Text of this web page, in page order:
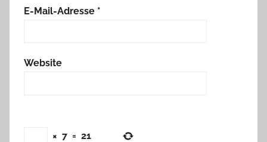
E-Mail-Adresse *
Website
× 7 = 21